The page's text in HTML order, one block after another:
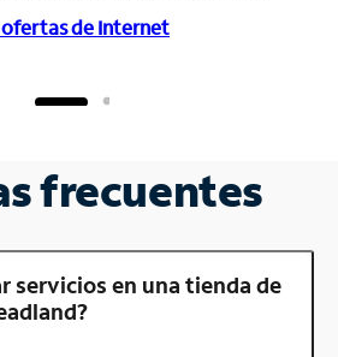
de Internet
frecuentes
servicios en una tienda de